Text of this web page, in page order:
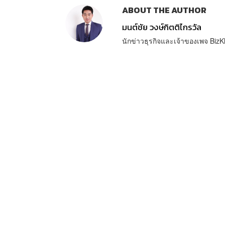
ABOUT THE AUTHOR
มนต์ชัย วงษ์กิตติไกรวัล
นักข่าวธุรกิจและเจ้าของเพจ